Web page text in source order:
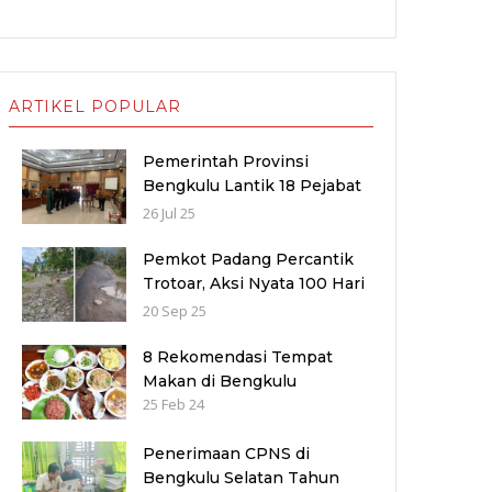
ARTIKEL POPULAR
Pemerintah Provinsi
Bengkulu Lantik 18 Pejabat
Baru untuk Penyegaran
Pelayanan Publik
26 Jul 25
Pemkot Padang Percantik
Trotoar, Aksi Nyata 100 Hari
Kerja Fadly–Maigus Dan
Masyarakat pinggiran Kota
20 Sep 25
8 Rekomendasi Tempat
Makan di Bengkulu
25 Feb 24
Penerimaan CPNS di
Bengkulu Selatan Tahun